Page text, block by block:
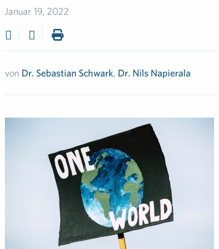
Januar 19, 2022
von Dr. Sebastian Schwark, Dr. Nils Napierala